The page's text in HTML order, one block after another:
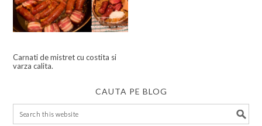
Carnati de mistret cu costita si
varza calita.
CAUTA PE BLOG